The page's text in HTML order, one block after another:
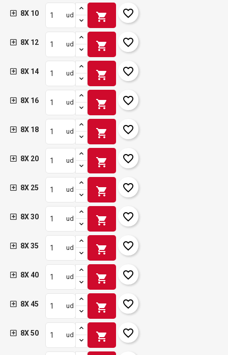
8X 10 ud shopping_cart favorite_border
8X 12 ud shopping_cart favorite_border
8X 14 ud shopping_cart favorite_border
8X 16 ud shopping_cart favorite_border
8X 18 ud shopping_cart favorite_border
8X 20 ud shopping_cart favorite_border
8X 25 ud shopping_cart favorite_border
8X 30 ud shopping_cart favorite_border
8X 35 ud shopping_cart favorite_border
8X 40 ud shopping_cart favorite_border
8X 45 ud shopping_cart favorite_border
8X 50 ud shopping_cart favorite_border